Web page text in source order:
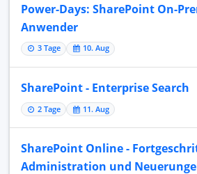
Power-Days: SharePoint On-
Anwender
3 Tage 10. Aug
SharePoint - Enterprise Search
2 Tage 11. Aug
SharePoint Online -
Administration und